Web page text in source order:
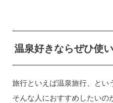
温泉好きならぜひ使
旅行といえば温泉旅行、とい
そんな人におすすめしたいの